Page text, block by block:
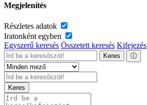
Megjelenítés
Részletes adatok
Iratonként egyben
Egyszerű keresés Összetett keresés Kifejezés
Keres ⓘ
Keres